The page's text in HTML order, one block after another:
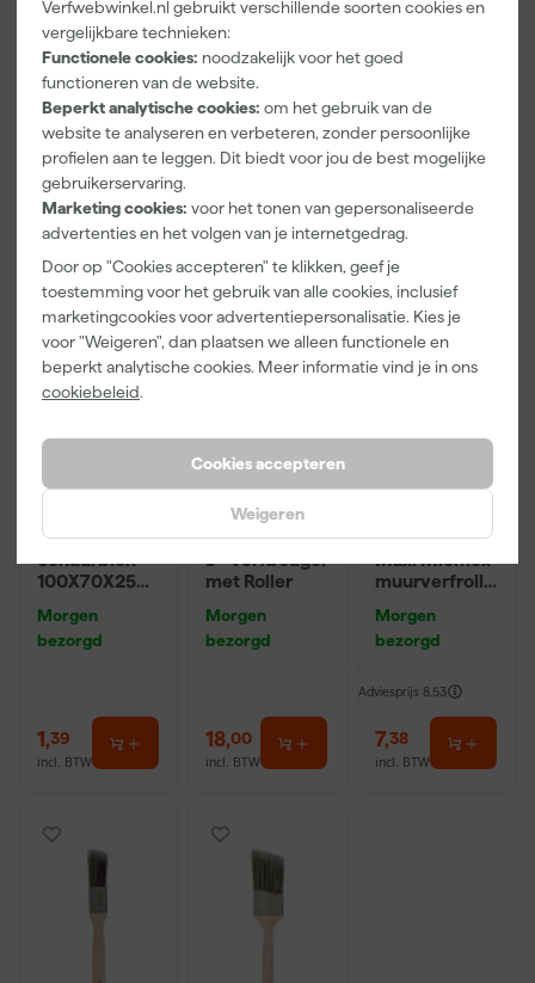
Verfwebwinkel.nl gebruikt verschillende soorten cookies en
vergelijkbare technieken:
Functionele cookies: noodzakelijk voor het goed
functioneren van de website.
Beperkt analytische cookies: om het gebruik van de
website te analyseren en verbeteren, zonder persoonlijke
profielen aan te leggen. Dit biedt voor jou de best mogelijke
gebruikerservaring.
Marketing cookies: voor het tonen van gepersonaliseerde
advertenties en het volgen van je internetgedrag.
Door op "Cookies accepteren" te klikken, geef je
toestemming voor het gebruik van alle cookies, inclusief
marketingcookies voor advertentiepersonalisatie. Kies je
voor "Weigeren", dan plaatsen we alleen functionele en
beperkt analytische cookies. Meer informatie vind je in ons
cookiebeleid.
Cookies accepteren
Weigeren
Kip Tape
3307-24
Smooth-Tec
Afplaktape
Buitengebruik
- 24mm x
50m
Morgen
bezorgd
5,28
incl. BTW
Farrow & Ball
F&B
Kleurenwaaie
r
Morgen
bezorgd
22,00
incl. BTW
Go!Paint Roll
Verfemmer -
8L + 5
Inzetemmers
en deksel
bezorgd
10,99
incl. BTW
Klingspor
Schuurblok
100X70X25m
P220
Morgen
bezorgd
1,39
incl. BTW
Farrow & Ball
9" Verfbeugel
met Roller
Morgen
bezorgd
18,00
incl. BTW
Anza PRO
Maxi Micmex
muurverfrolle
Morgen
bezorgd
Adviesprijs 8,53
7,38
incl. BTW